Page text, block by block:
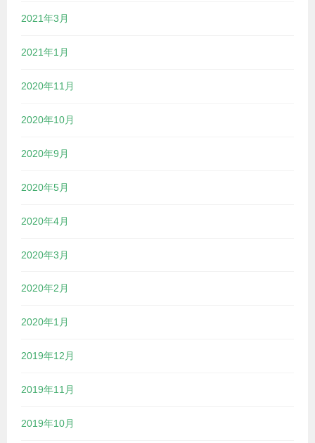
2021年3月
2021年1月
2020年11月
2020年10月
2020年9月
2020年5月
2020年4月
2020年3月
2020年2月
2020年1月
2019年12月
2019年11月
2019年10月